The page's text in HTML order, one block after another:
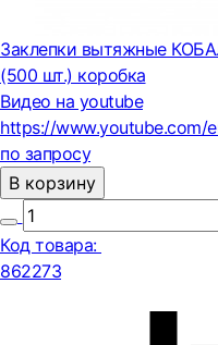
Заклепки вытяжные
(500 шт.) коробка
Видео на youtube
https://www.youtube.com/
по запросу
В корзину
Код товара:
862273